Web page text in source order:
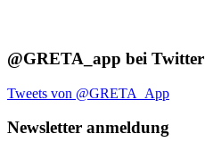
@GRETA_app bei Twitter
Tweets von @GRETA_App
Newsletter anmeldung